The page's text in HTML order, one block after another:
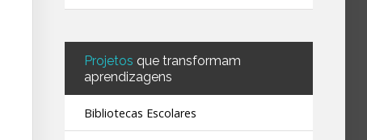
Projetosque transformam
aprendizagens
Bibliotecas Escolares